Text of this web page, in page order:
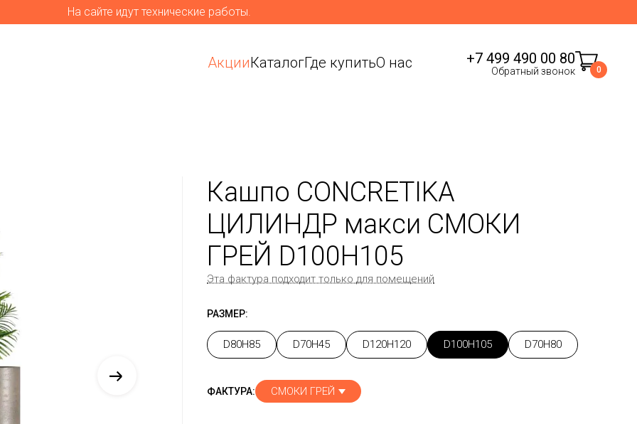
На сайте идут технические работы.
АкцииКаталогГде купитьО нас +7 499 490 00 80
Обратный звонок 0
Кашпо CONCRETIKA
ЦИЛИНДР макси СМОКИ
ГРЕЙ D100H105
Эта фактура подходит только для помещений
РАЗМЕР:
D80H85 D70H45 D120H120 D100H105 D70H80
ФАКТУРА: СМОКИ ГРЕЙ